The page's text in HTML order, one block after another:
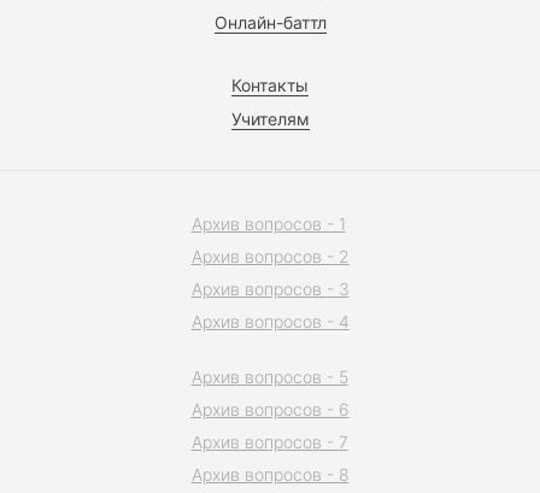
Онлайн-баттл
Контакты
Учителям
Архив вопросов - 1
Архив вопросов - 2
Архив вопросов - 3
Архив вопросов - 4
Архив вопросов - 5
Архив вопросов - 6
Архив вопросов - 7
Архив вопросов - 8